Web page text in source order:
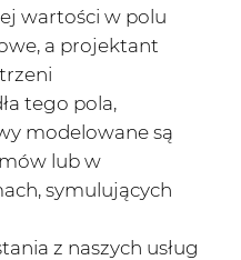
wartości w polu
a projektant
tego pola,
modelowane są
lub w
symulujących
z naszych usług